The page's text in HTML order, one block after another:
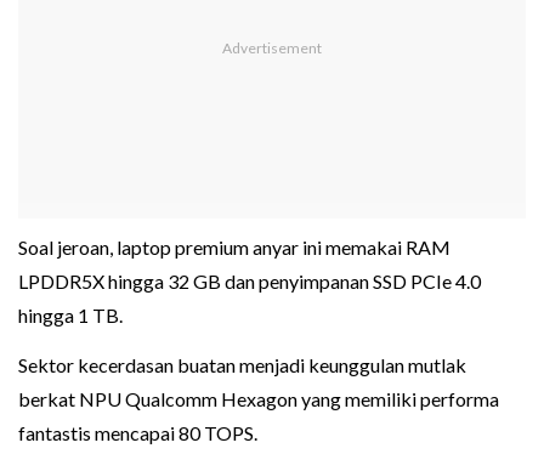
Soal jeroan, laptop premium anyar ini memakai RAM
LPDDR5X hingga 32 GB dan penyimpanan SSD PCIe 4.0
hingga 1 TB.
Sektor kecerdasan buatan menjadi keunggulan mutlak
berkat NPU Qualcomm Hexagon yang memiliki performa
fantastis mencapai 80 TOPS.